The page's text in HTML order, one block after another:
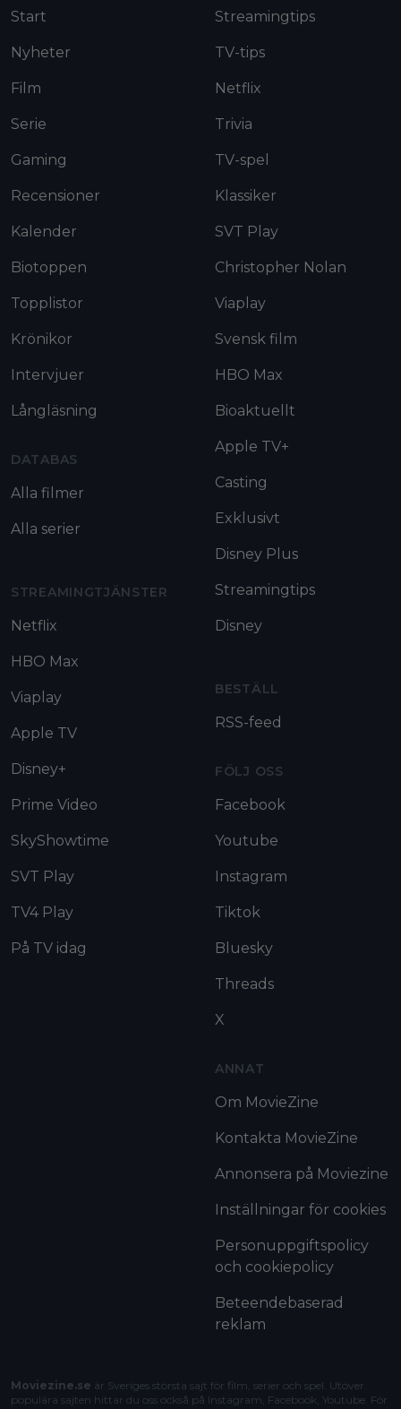
Start
Nyheter
Film
Serie
Gaming
Recensioner
Kalender
Biotoppen
Topplistor
Krönikor
Intervjuer
Långläsning
DATABAS
Alla filmer
Alla serier
STREAMINGTJÄNSTER
Netflix
HBO Max
Viaplay
Apple TV
Disney+
Prime Video
SkyShowtime
SVT Play
TV4 Play
På TV idag
Streamingtips
TV-tips
Netflix
Trivia
TV-spel
Klassiker
SVT Play
Christopher Nolan
Viaplay
Svensk film
HBO Max
Bioaktuellt
Apple TV+
Casting
Exklusivt
Disney Plus
Streamingtips
Disney
BESTÄLL
RSS-feed
FÖLJ OSS
Facebook
Youtube
Instagram
Tiktok
Bluesky
Threads
X
ANNAT
Om MovieZine
Kontakta MovieZine
Annonsera på Moviezine
Inställningar för cookies
Personuppgiftspolicy
och cookiepolicy
Beteendebaserad
reklam
Moviezine.se är Sveriges största sajt för film, serier och spel. Utöver
populära sajten hittar du oss också på Instagram, Facebook, Youtube. För